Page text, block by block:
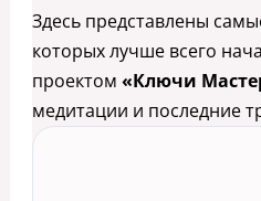
Здесь представлены
которых лучше всего
проектом «Ключи
медитации и последние